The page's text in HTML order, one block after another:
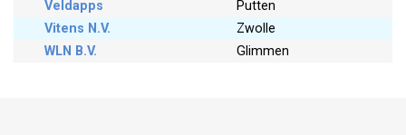
Veldapps
Putten
Vitens N.V.
Zwolle
WLN B.V.
Glimmen